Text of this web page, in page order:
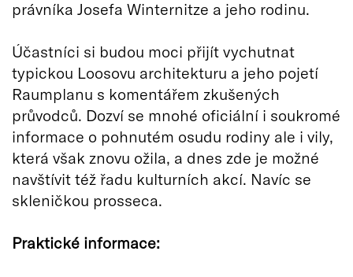
právníka Josefa Winternitze a jeho rodinu.
Účastníci si budou moci přijít vychutnat
typickou Loosovu architekturu a jeho pojetí
Raumplanu s komentářem zkušených
průvodců. Dozví se mnohé oficiální i soukromé
informace o pohnutém osudu rodiny ale i vily,
která však znovu ožila, a dnes zde je možné
navštívit též řadu kulturních akcí. Navíc se
skleničkou prosseca.
Praktické informace: